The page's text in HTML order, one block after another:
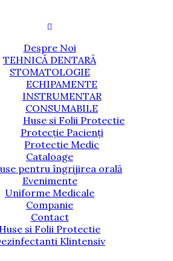
Despre Noi
TEHNICĂ DENTARĂ
STOMATOLOGIE
ECHIPAMENTE
INSTRUMENTAR
CONSUMABILE
Huse si Folii Protectie
Protecție Pacienți
Protectie Medic
Cataloage
pentru îngrijirea orală
Evenimente
Uniforme Medicale
Companie
Contact
Huse si Folii Protectie
Klintensiv